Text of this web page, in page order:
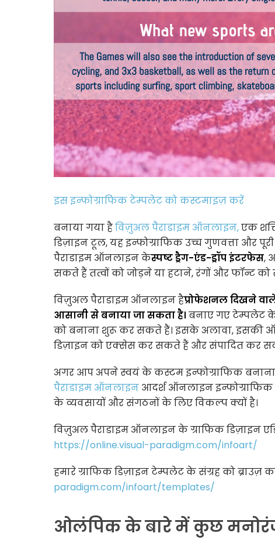
इस इन्फोग्राफिक टेम्पलेट को कस्टमाइज़ करें
बनाया गया हैविज़ुअल पैराडाइम ऑनलाइन,एक
डिज़ाइन टूल, यह इन्फोग्राफिक उच्च गुणवत्ता और
पैराडाइम ऑनलाइन केस्पष्ट ड्रैग-एंड-ड्रॉप इंटरफेस,
सकते हैं तत्वों को जोड़ने या हटाने, रंगों और फॉन्ट
विज़ुअल पैराडाइम ऑनलाइन हैप्रोफेशनल दिखने
आसानी से बनाया जा सकता है। बनाए गए टेम्पलेट
को बनाना शुरू कर सकते हैं। इसके अलावा, इसकी
डिज़ाइन को एक्सेस कर सकते हैं और संपादित कर
अगर आप अपने स्वयं के कस्टम इन्फोग्राफिक
पैराडाइम ऑनलाइन आदर्श ऑनलाइन
के व्यवसायों और संगठनों के लिए विकल्प क्यों है।
विज़ुअल पैराडाइम ऑनलाइन के ग्राफिक डिज़ाइन
https://online.visual-paradigm.com/infoart/
हमारे ग्राफिक डिज़ाइन टेम्पलेट के संग्रह को
paradigm.com/infoart/templates/
ओलंपिक के बारे में कुछ